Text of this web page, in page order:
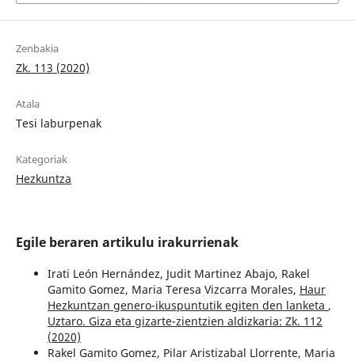
Zenbakia
Zk. 113 (2020)
Atala
Tesi laburpenak
Kategoriak
Hezkuntza
Egile beraren artikulu irakurrienak
Irati León Hernández, Judit Martinez Abajo, Rakel
Gamito Gomez, Maria Teresa Vizcarra Morales, Haur
Hezkuntzan genero-ikuspuntutik egiten den lanketa ,
Uztaro. Giza eta gizarte-zientzien aldizkaria: Zk. 112
(2020)
Rakel Gamito Gomez, Pilar Aristizabal Llorrente, Maria